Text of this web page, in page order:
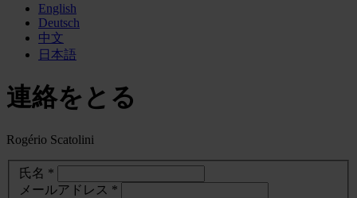
English
Deutsch
中文
日本語
連絡をとる
Rogério Scatolini
氏名 *
メールアドレス *